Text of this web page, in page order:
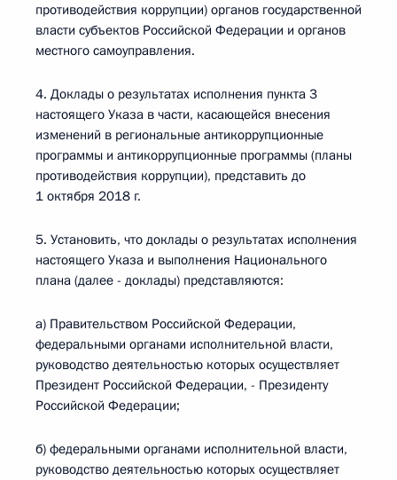
противодействия коррупции) органов государственной
власти субъектов Российской Федерации и органов
местного самоуправления.
4. Доклады о результатах исполнения пункта 3
настоящего Указа в части, касающейся внесения
изменений в региональные антикоррупционные
программы и антикоррупционные программы (планы
противодействия коррупции), представить до
1 октября 2018 г.
5. Установить, что доклады о результатах исполнения
настоящего Указа и выполнения Национального
плана (далее - доклады) представляются:
а) Правительством Российской Федерации,
федеральными органами исполнительной власти,
руководство деятельностью которых осуществляет
Президент Российской Федерации, - Президенту
Российской Федерации;
б) федеральными органами исполнительной власти,
руководство деятельностью которых осуществляет